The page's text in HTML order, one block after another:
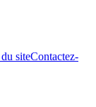
siteContactez-